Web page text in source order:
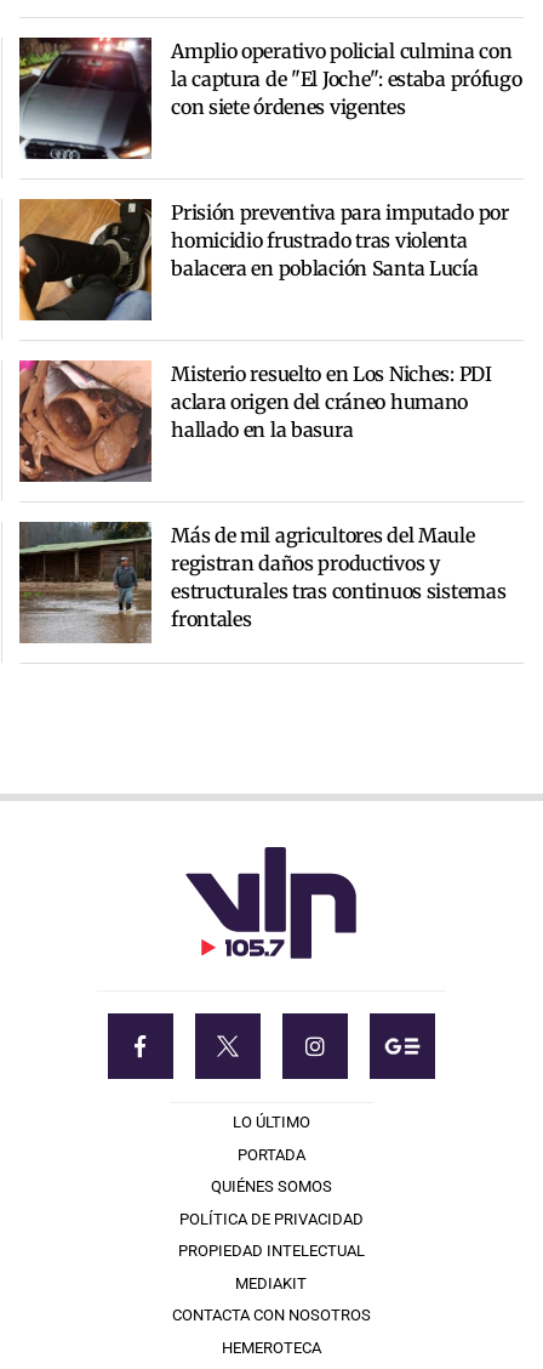
Amplio operativo policial culmina con
la captura de "El Joche": estaba prófugo
con siete órdenes vigentes
Prisión preventiva para imputado por
homicidio frustrado tras violenta
balacera en población Santa Lucía
Misterio resuelto en Los Niches: PDI
aclara origen del cráneo humano
hallado en la basura
Más de mil agricultores del Maule
registran daños productivos y
estructurales tras continuos sistemas
frontales
LO ÚLTIMO
PORTADA
QUIÉNES SOMOS
POLÍTICA DE PRIVACIDAD
PROPIEDAD INTELECTUAL
MEDIAKIT
CONTACTA CON NOSOTROS
HEMEROTECA